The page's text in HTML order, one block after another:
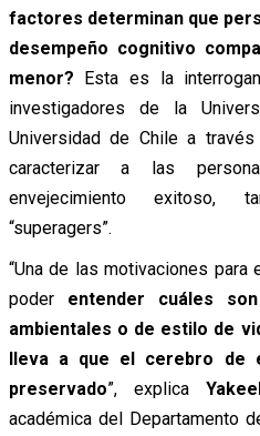
factores determinan que
desempeño cognitivo
menor? Esta es la
investigadores de la
Universidad de Chile a
caracterizar a las
envejecimiento exitoso,
“superagers”.
“Una de las motivaciones
poder entender cuáles
ambientales o de estilo de
lleva a que el cerebro de
preservado”, explica
académica del Departamento